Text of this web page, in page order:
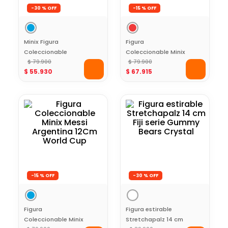
-30 %
Minix Figura
Coleccionable
Futbolista
Maradona
$ 79.900
$ 55.930
-15 %
Figura
Coleccionable Minix
Cristiano Ronaldo
Portugal 12Cm
$ 79.900
$ 67.915
-15 %
Figura
Coleccionable Minix
-30 %
Figura estirable
Stretchapalz 14 cm